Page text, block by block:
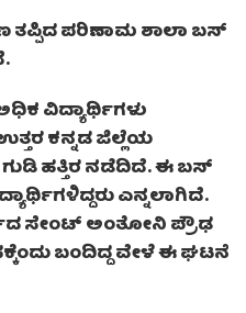
ತಪ್ಪಿದ ಪರಿಣಾಮ ಶಾಲಾ ಬಸ್
ವಿದ್ಯಾರ್ಥಿಗಳು
ಕನ್ನಡ ಜಿಲ್ಲೆಯ
ಹತ್ತಿರ ನಡೆದಿದೆ. ಈ ಬಸ್
ಎನ್ನಲಾಗಿದೆ.
ಸೇಂಟ್ ಅಂತೋನಿ ಪ್ರೌಢ
ಬಂದಿದ್ದ ವೇಳೆ ಈ ಘಟನೆ